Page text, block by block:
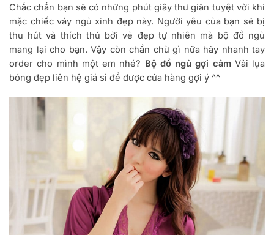
Chắc chắn bạn sẽ có những phút giây thư giãn tuyệt vời khi
mặc chiếc váy ngủ xinh đẹp này. Người yêu của bạn sẽ bị
thu hút và thích thú bởi vẻ đẹp tự nhiên mà bộ đồ ngủ
mang lại cho bạn. Vậy còn chần chừ gì nữa hãy nhanh tay
order cho mình một em nhé? Bộ đồ ngủ gợi cảm Vải lụa
bóng đẹp liên hệ giá sỉ để được cửa hàng gợi ý ^^